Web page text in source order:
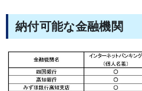
納付可能な金融機関